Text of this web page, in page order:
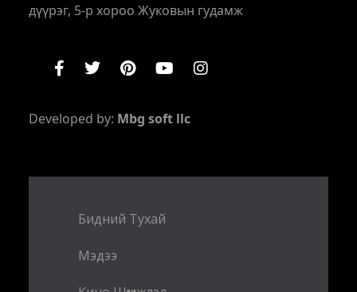
дүүрэг, 5-р хороо Жуковын гудамж
Developed by: Mbg soft llc
Бидний Тухай
Мэдээ